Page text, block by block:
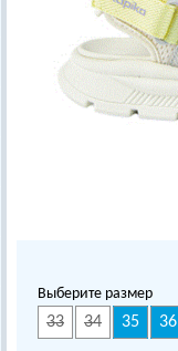
Выберите размер
33 34 35 36